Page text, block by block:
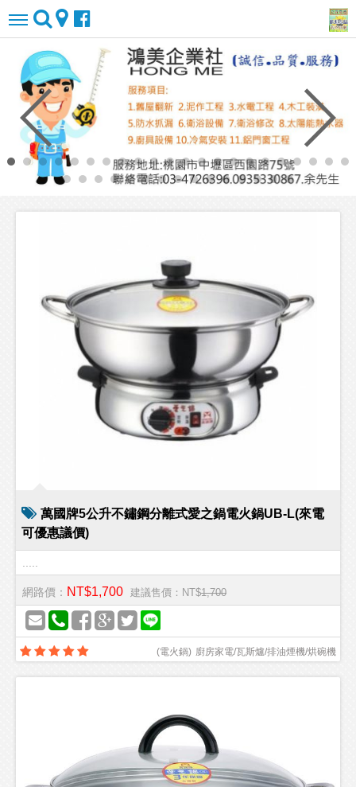
萬國牌5公升不鏽鋼分離式愛之鍋電火鍋UB-L(來電
可優惠議價)
網路價： NT$1,700 建議售價：NT$1,700
廚房家電/瓦斯爐/排油煙機/烘碗機
(電火鍋)